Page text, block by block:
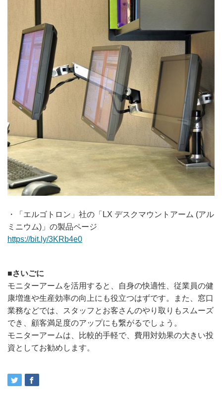
・「エルゴトロン」社の「LX デスクマウントアーム (アル
ミニウム)」の製品ページ
https://bit.ly/3KRb4e0
■さいごに
モニターアームを活用すると、自身の快適性、従業員の健
康増進や生産効率の向上にも役立つはずです。また、窓口
業務などでは、スタッフとお客さんのやり取りもスムーズ
でき、顧客満足度のアップにも繋がるでしょう。
モニターアームは、比較的手軽で、費用対効果の大きい投
資としてお勧めします。